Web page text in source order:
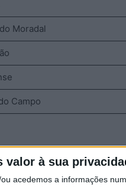
valor à sua
acedemos a informações
Moradal
Campo